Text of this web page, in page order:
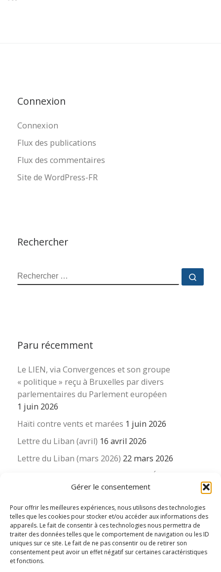
Gérer le consentement
Pour offrir les meilleures expériences, nous utilisons des technologies
telles que les cookies pour stocker et/ou accéder aux informations des
appareils. Le fait de consentir à ces technologies nous permettra de
traiter des données telles que le comportement de navigation ou les ID
uniques sur ce site. Le fait de ne pas consentir ou de retirer son
consentement peut avoir un effet négatif sur certaines caractéristiques
et fonctions.
Connexion
Connexion
Flux des publications
Flux des commentaires
Site de WordPress-FR
Rechercher
RECHERCHER
Paru récemment
Le LIEN, via Convergences et son groupe
« politique » reçu à Bruxelles par divers
parlementaires du Parlement européen
1 juin 2026
Haïti contre vents et marées 1 juin 2026
Lettre du Liban (avril) 16 avril 2026
Lettre du Liban (mars 2026) 22 mars 2026
La revue « Educateur » décapitée ? L’Éducation
nouvelle et ses liens avec la revue du Syndicat
16 mars 2026